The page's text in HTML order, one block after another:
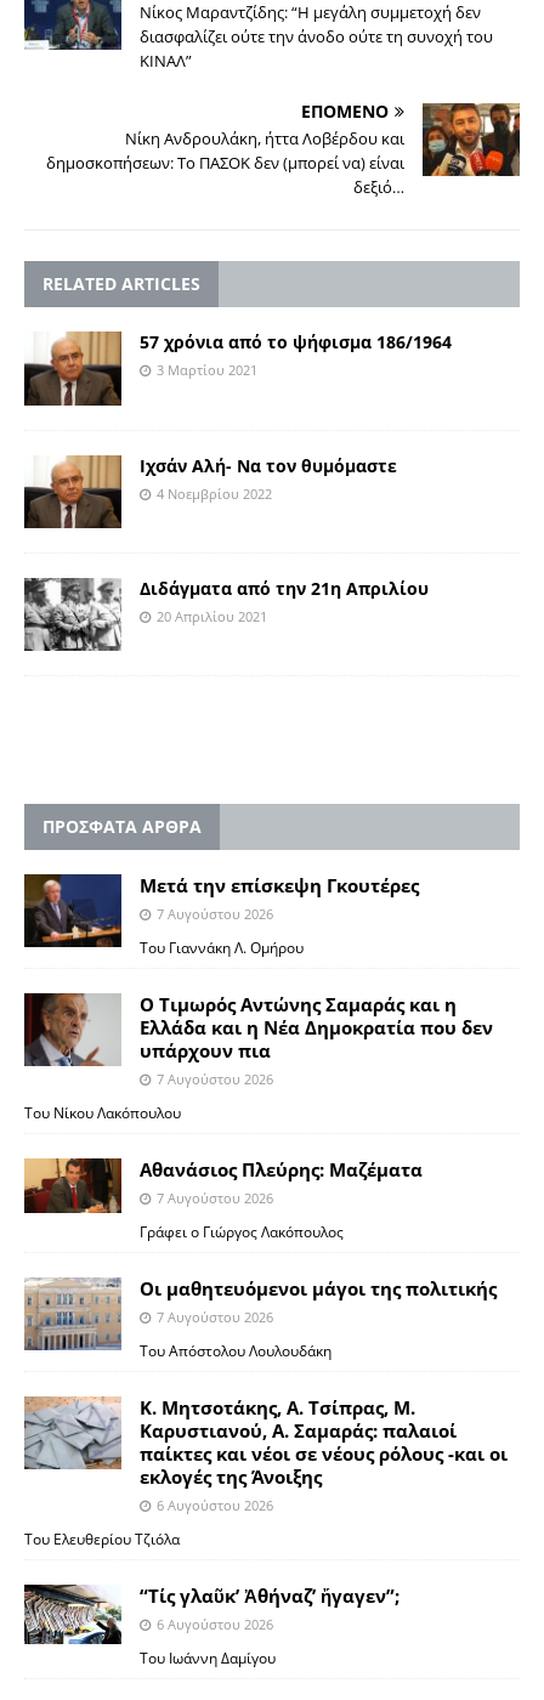
Νίκος Μαραντζίδης: “Η μεγάλη συμμετοχή δεν
διασφαλίζει ούτε την άνοδο ούτε τη συνοχή του
ΚΙΝΑΛ”
ΕΠΟΜΕΝΟ
Νίκη Ανδρουλάκη, ήττα Λοβέρδου και
δημοσκοπήσεων: Το ΠΑΣΟΚ δεν (μπορεί να) είναι
δεξιό…
RELATED ARTICLES
57 χρόνια από το ψήφισμα 186/1964
3 Μαρτίου 2021
Ιχσάν Αλή- Να τον θυμόμαστε
4 Νοεμβρίου 2022
Διδάγματα από την 21η Απριλίου
20 Απριλίου 2021
ΠΡΟΣΦΑΤΑ ΑΡΘΡΑ
Μετά την επίσκεψη Γκουτέρες
7 Αυγούστου 2026
Του Γιαννάκη Λ. Ομήρου
Ο Τιμωρός Αντώνης Σαμαράς και η
Ελλάδα και η Νέα Δημοκρατία που δεν
υπάρχουν πια
7 Αυγούστου 2026
Του Νίκου Λακόπουλου
Αθανάσιος Πλεύρης: Μαζέματα
7 Αυγούστου 2026
Γράφει ο Γιώργος Λακόπουλος
Οι μαθητευόμενοι μάγοι της πολιτικής
7 Αυγούστου 2026
Του Απόστολου Λουλουδάκη
Κ. Μητσοτάκης, Α. Τσίπρας, Μ.
Καρυστιανού, Α. Σαμαράς: παλαιοί
παίκτες και νέοι σε νέους ρόλους -και οι
εκλογές της Άνοιξης
6 Αυγούστου 2026
Του Ελευθερίου Τζιόλα
“Τίς γλαῦκ’ Ἀθήναζ’ ἤγαγεν”;
6 Αυγούστου 2026
Του Ιωάννη Δαμίγου